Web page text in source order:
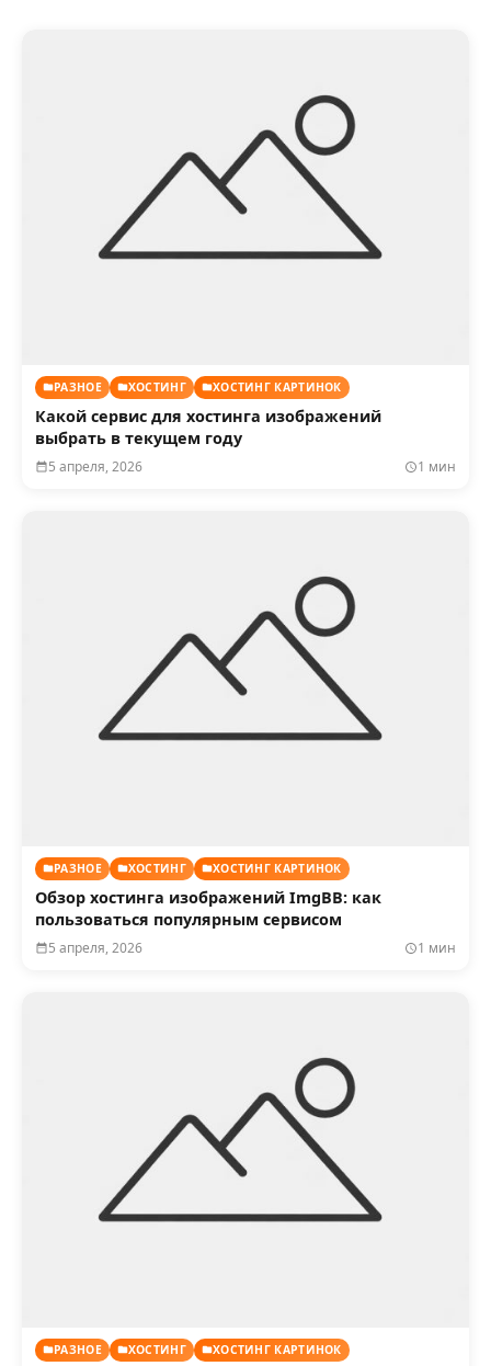
РАЗНОЕ ХОСТИНГ ХОСТИНГ КАРТИНОК
Какой сервис для хостинга изображений
выбрать в текущем году
5 апреля, 2026 1 мин
РАЗНОЕ ХОСТИНГ ХОСТИНГ КАРТИНОК
Обзор хостинга изображений ImgBB: как
пользоваться популярным сервисом
5 апреля, 2026 1 мин
РАЗНОЕ ХОСТИНГ ХОСТИНГ КАРТИНОК